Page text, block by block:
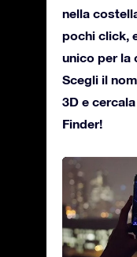
nella
pochi click,
unico per la
Scegli il
3D e
Finder!